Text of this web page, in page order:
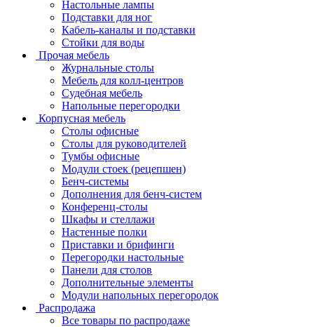
Настольные лампы
Подставки для ног
Кабель-каналы и подставки
Стойки для воды
Прочая мебель
Журнальные столы
Мебель для колл-центров
Судебная мебель
Напольные перегородки
Корпусная мебель
Столы офисные
Столы для руководителей
Тумбы офисные
Модули стоек (рецепшен)
Бенч-системы
Дополнения для бенч-систем
Конференц-столы
Шкафы и стеллажи
Настенные полки
Приставки и брифинги
Перегородки настольные
Панели для столов
Дополнительные элементы
Модули напольных перегородок
Распродажа
Все товары по распродаже